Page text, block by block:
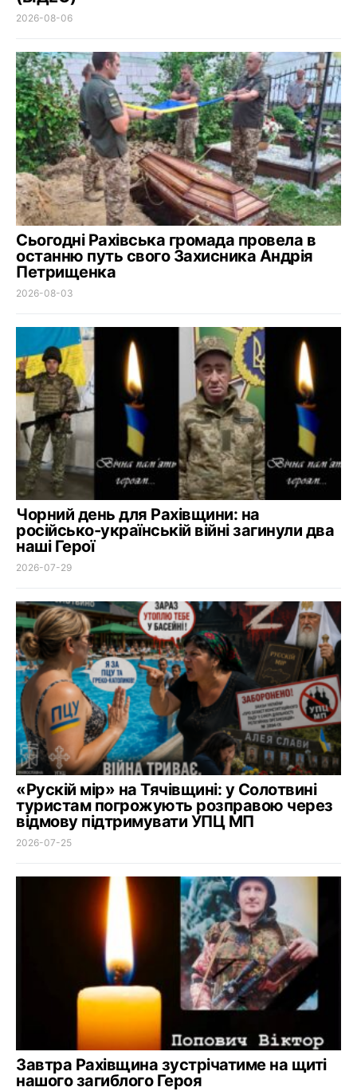
2026-08-06
Сьогодні Рахівська громада провела в
останню путь свого Захисника Андрія
Петрищенка
2026-08-03
Чорний день для Рахівщини: на
російсько-українській війні загинули два
наші Герої
2026-07-29
«Рускій мір» на Тячівщині: у Солотвині
туристам погрожують розправою через
відмову підтримувати УПЦ МП
2026-07-25
Завтра Рахівщина зустрічатиме на щиті
нашого загиблого Героя